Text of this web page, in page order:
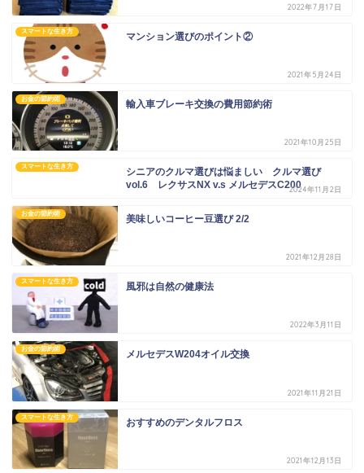
2022年7月17日
スマートな生き方 マンション選びのポイント②
2021年5月24日
お金の節約術 輸入車ブレーキ交換の費用節約術
2021年10月25日
スマートな生き方
シニアのクルマ選びは悩ましい クルマ選び
vol.6 レクサスNX v.s メルセデスC2002024年11月2日
お金の節約術 美味しいコーヒー豆選び 2/2
2021年12月28日
スマートな生き方 風邪は自然の健康法
2022年3月11日
お金の節約術 メルセデスW204オイル交換
2021年11月21日
スマートな生き方 おすすめのデンタルフロス
2021年12月13日